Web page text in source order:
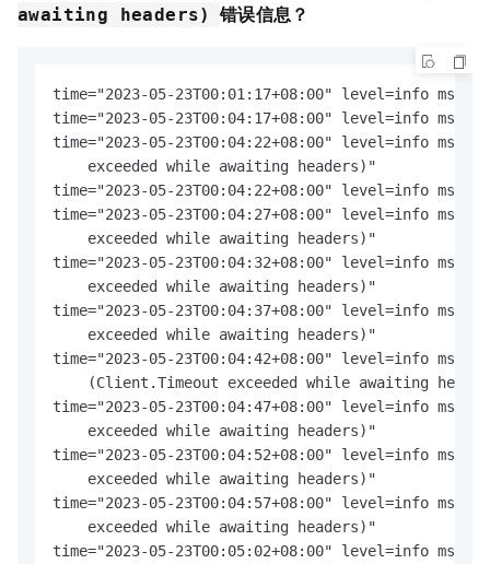
awaiting headers)
错误信息？
time="2023-05-23T00:01:17+08:00" level=info
time="2023-05-23T00:04:17+08:00" level=info
time="2023-05-23T00:04:22+08:00" level=info
    exceeded while awaiting headers)"
time="2023-05-23T00:04:22+08:00" level=info
time="2023-05-23T00:04:27+08:00" level=info
    exceeded while awaiting headers)"
time="2023-05-23T00:04:32+08:00" level=info
    exceeded while awaiting headers)"
time="2023-05-23T00:04:37+08:00" level=info
    exceeded while awaiting headers)"
time="2023-05-23T00:04:42+08:00" level=info
(Client.Timeout exceeded while awaiting
time="2023-05-23T00:04:47+08:00" level=info
    exceeded while awaiting headers)"
time="2023-05-23T00:04:52+08:00" level=info
    exceeded while awaiting headers)"
time="2023-05-23T00:04:57+08:00" level=info
    exceeded while awaiting headers)"
time="2023-05-23T00:05:02+08:00" level=info